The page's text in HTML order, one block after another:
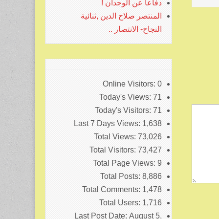
دفاعا عن الوجدان !
المنتصر صلاح الدين ,ثنائية
النجاح- الانتصار ..
Online Visitors: 0
Today's Views: 71
Today's Visitors: 71
Last 7 Days Views: 1,638
Total Views: 73,026
Total Visitors: 73,427
Total Page Views: 9
Total Posts: 8,886
Total Comments: 1,478
Total Users: 1,716
Last Post Date: August 5,